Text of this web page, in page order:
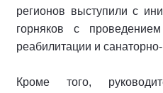
регионов выступили с
горняков с
реабилитации и
Кроме того,